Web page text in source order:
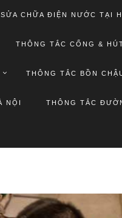
SỬA CHỮA ĐIỆN NƯỚC TẠI
THÔNG TẮC CỐNG &
THÔNG TẮC BỒN
NỘI THÔNG TẮC